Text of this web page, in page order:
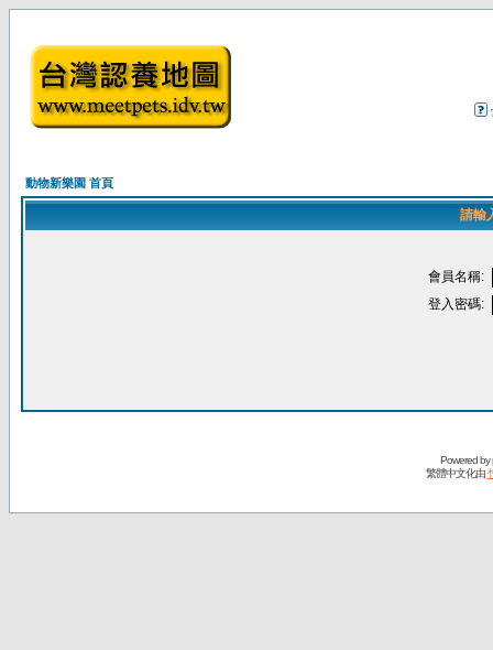
動物新樂園 首頁
請輸
會員名稱:
登入密碼:
Powered by
繁體中文化由